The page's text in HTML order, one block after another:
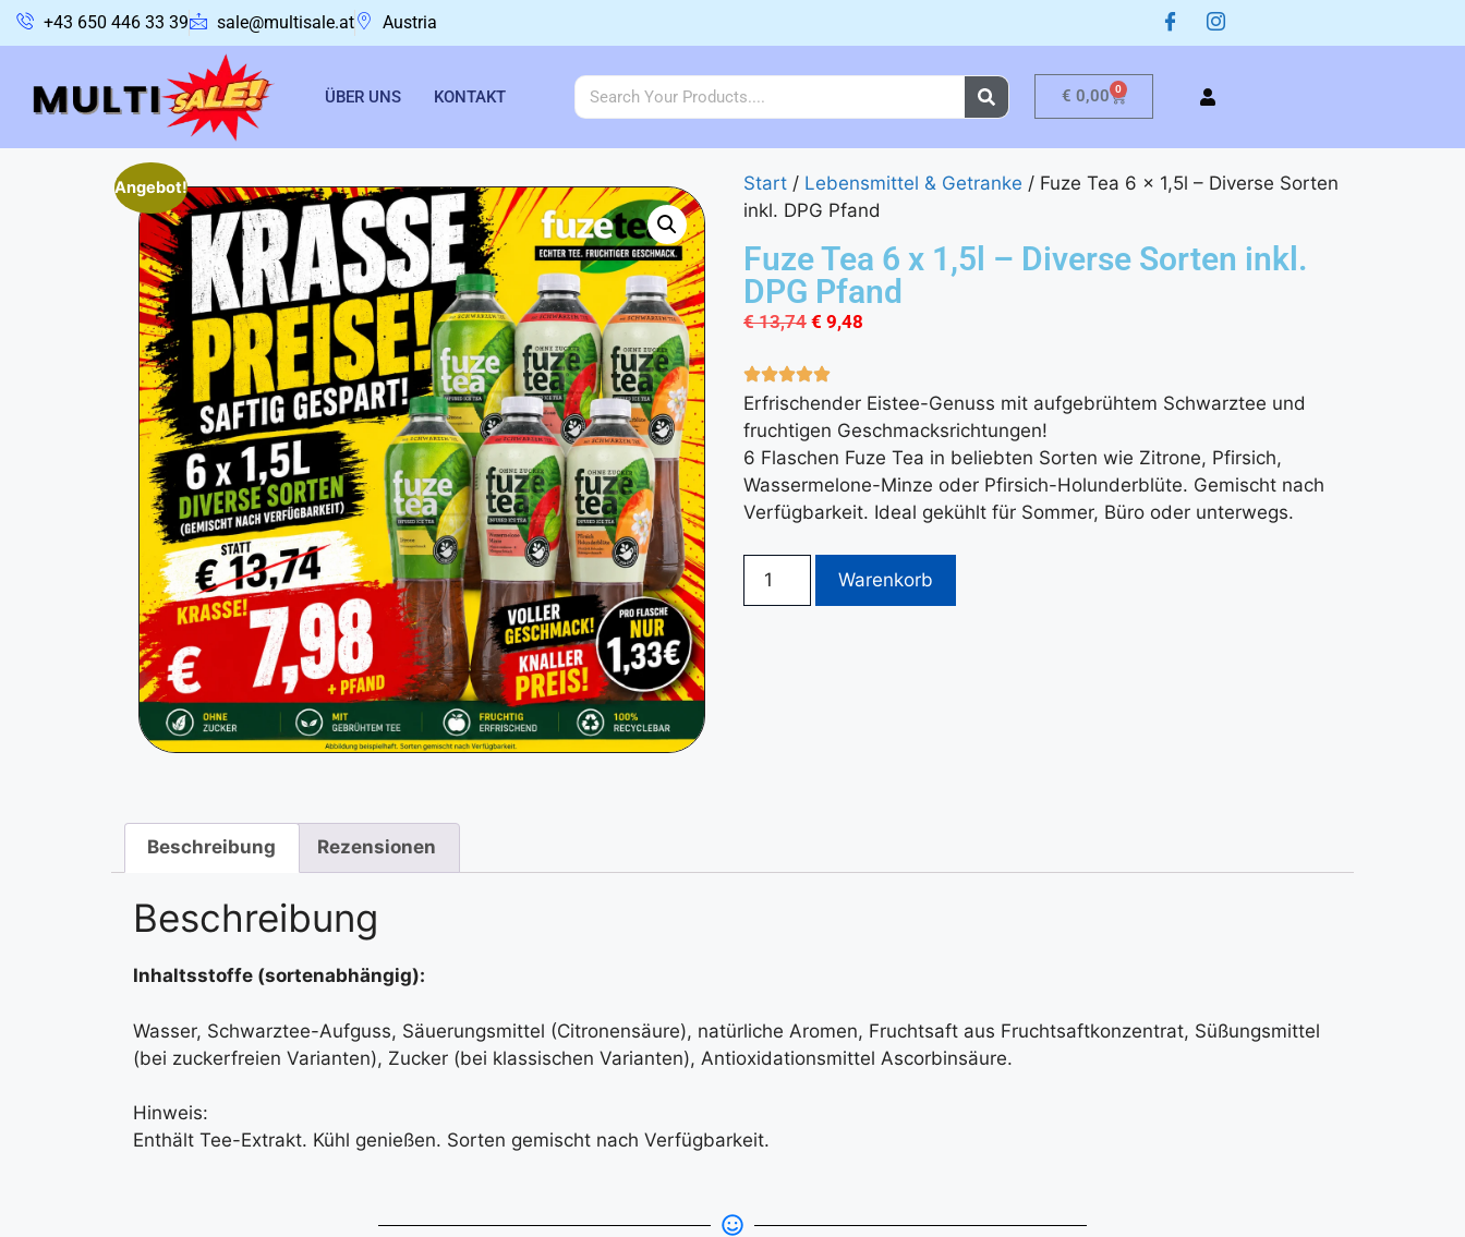
+43 650 446 33 39 sale@multisale.at Austria
ÜBER UNS KONTAKT € 0,00 0
Angebot! Start / Lebensmittel & Getranke / Fuze Tea 6 x 1,5l – Diverse Sorten
inkl. DPG Pfand
Fuze Tea 6 x 1,5l – Diverse Sorten inkl.
DPG Pfand
€13,74 € 9,48
Erfrischender Eistee-Genuss mit aufgebrühtem Schwarztee und
fruchtigen Geschmacksrichtungen!
6 Flaschen Fuze Tea in beliebten Sorten wie Zitrone, Pfirsich,
Wassermelone-Minze oder Pfirsich-Holunderblüte. Gemischt nach
Verfügbarkeit. Ideal gekühlt für Sommer, Büro oder unterwegs.
Warenkorb
Beschreibung Rezensionen
Beschreibung
Inhaltsstoffe (sortenabhängig):
Wasser, Schwarztee-Aufguss, Säuerungsmittel (Citronensäure), natürliche Aromen, Fruchtsaft aus Fruchtsaftkonzentrat, Süßungsmittel
(bei zuckerfreien Varianten), Zucker (bei klassischen Varianten), Antioxidationsmittel Ascorbinsäure.
Hinweis:
Enthält Tee-Extrakt. Kühl genießen. Sorten gemischt nach Verfügbarkeit.